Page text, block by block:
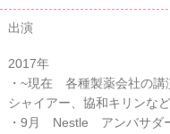
出演
2017年
・~現在 各種製薬会社の講
シャイアー、協和キリンな
・9月 Nestle アンバサダ